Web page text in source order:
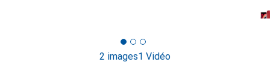
2 images1 Vidéo